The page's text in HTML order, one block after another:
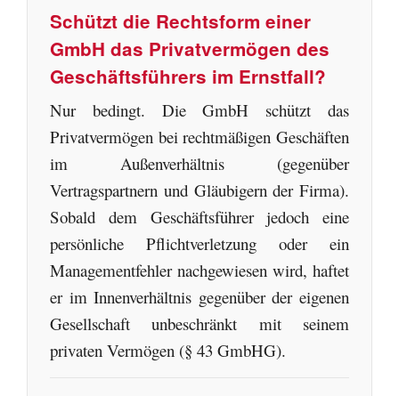
Schützt die Rechtsform einer
GmbH das Privatvermögen des
Geschäftsführers im Ernstfall?
Nur bedingt. Die GmbH schützt das
Privatvermögen bei rechtmäßigen Geschäften
im Außenverhältnis (gegenüber
Vertragspartnern und Gläubigern der Firma).
Sobald dem Geschäftsführer jedoch eine
persönliche Pflichtverletzung oder ein
Managementfehler nachgewiesen wird, haftet
er im Innenverhältnis gegenüber der eigenen
Gesellschaft unbeschränkt mit seinem
privaten Vermögen (§ 43 GmbHG).